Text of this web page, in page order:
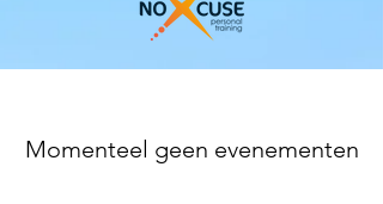
Momenteel geen evenementen